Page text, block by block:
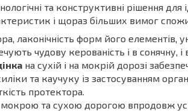
та конструктивні рішення для
і щораз більших вимог
лаконічність форм його елементів,
чудову керованість і в сонячну,
на сухій і на мокрій дорозі
та каучуку із застосуванням
протектора.
та сухою дорогою впродовж